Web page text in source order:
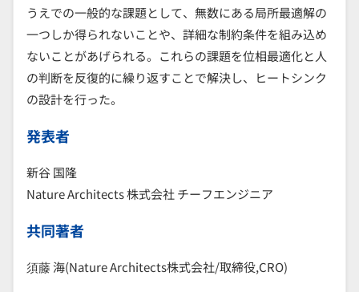
うえでの一般的な課題として、無数にある局所最適解の
一つしか得られないことや、詳細な制約条件を組み込め
ないことがあげられる。これらの課題を位相最適化と人
の判断を反復的に繰り返すことで解決し、ヒートシンク
の設計を行った。
発表者
新谷 国隆
Nature Architects 株式会社 チーフエンジニア
共同著者
須藤 海(Nature Architects株式会社/取締役,CRO)